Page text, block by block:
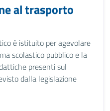
al trasporto
è istituito per agevolare
scolastico pubblico e la
presenti sul
dalla legislazione